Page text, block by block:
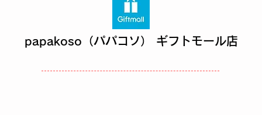
papakoso（パパコソ） ギフトモール店